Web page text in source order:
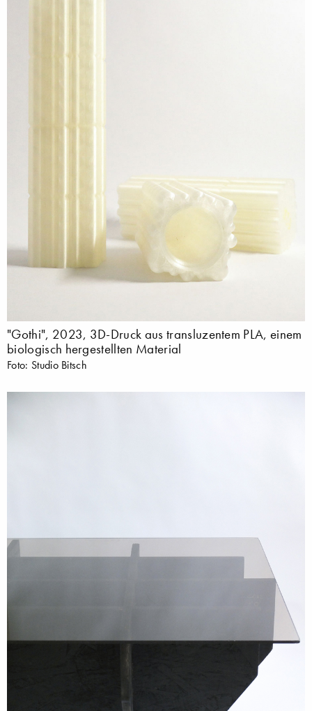
"Gothi", 2023, 3D-Druck aus transluzentem PLA, einem
biologisch hergestellten Material
Foto: Studio Bitsch